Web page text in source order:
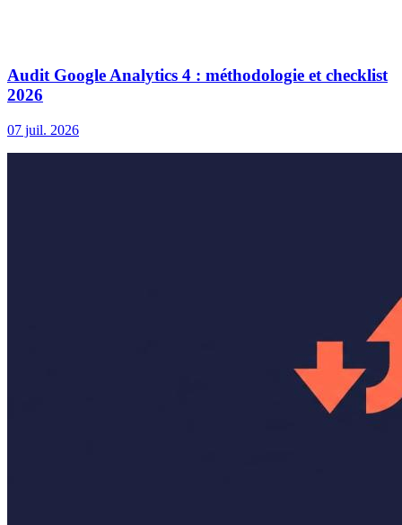
Audit Google Analytics 4 : méthodologie et checklist
2026
07 juil. 2026